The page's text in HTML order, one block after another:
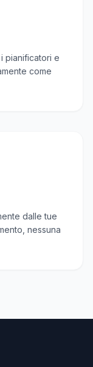
pianificatori e
come
dalle tue
nessuna